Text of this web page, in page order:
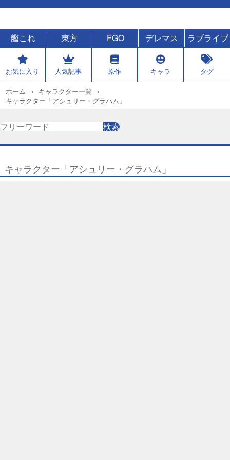
艦これ 東方 FGO デレマス ラブライブ
お気に入り 人気記事 原作 キャラ タグ
ホーム
キャラクター一覧
キャラクター「アシュリー・グラハム」
検
索
検索
キャラクター「アシュリー・グラハム」